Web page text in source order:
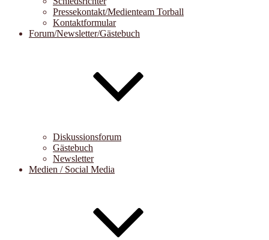
Pressekontakt/Medienteam Torball
Kontaktformular
Forum/Newsletter/Gästebuch
Diskussionsforum
Gästebuch
Newsletter
Medien / Social Media